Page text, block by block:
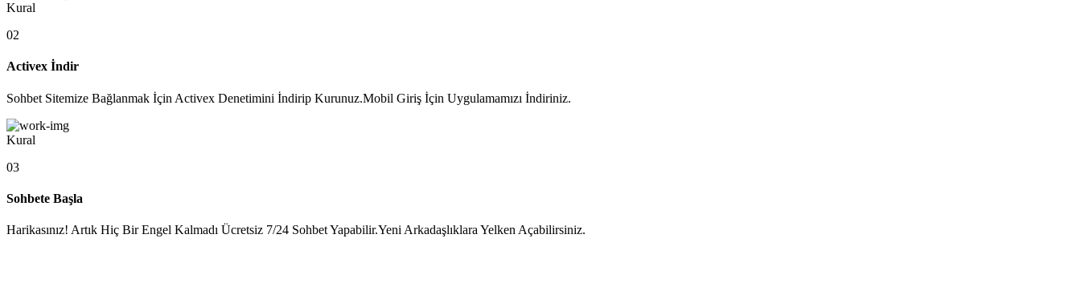
Kural
02
Activex İndir
Sohbet Sitemize Bağlanmak İçin Activex Denetimini İndirip Kurunuz.Mobil Giriş İçin Uygulamamızı İndiriniz.
Kural
03
Sohbete Başla
Harikasınız! Artık Hiç Bir Engel Kalmadı Ücretsiz 7/24 Sohbet Yapabilir.Yeni Arkadaşlıklara Yelken Açabilirsiniz.